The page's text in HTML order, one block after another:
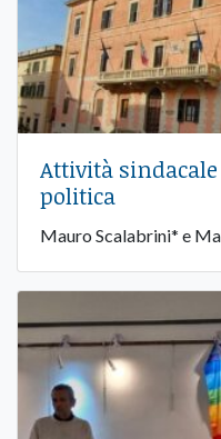
Attività
politica
Mauro Scalabrini* e